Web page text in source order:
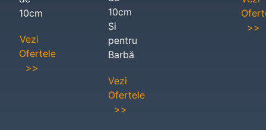
10cm
Vezi
Ofertele
>>
10cm
Si
pentru
Barbă
Vezi
Ofertele
>>
>>